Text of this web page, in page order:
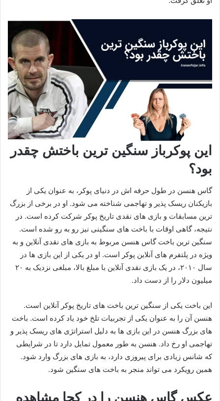
این پوکرباز سنگین ترین باختش چقدر
بود؟
گاس هنسن در طول حرفه‌ اش در دنیای پوکر، به عنوان یکی از
بازیکنان ریسک‌ پذیر و تهاجمی شناخته می‌ شود. او در برخی از بزرگ‌
ترین مسابقات و بازی‌ های نقدی تاریخ پوکر شرکت کرده است. در
نتیجه، گاهی اوقات با باخت‌ های سنگینی نیز رو به‌ رو شده است.
سنگین‌ ترین باخت گاس هنسن مربوط به بازی‌ های نقدی آنلاین و به
ویژه در پلتفرم‌ های آنلاین پوکر است. او در یکی از این بازی‌ ها در
سال ۲۰۱۰، در یک بازی نقدی آنلاین با مبلغ بالا، مبلغی نزدیک به ۲۰
میلیون دلار را از دست داد.
این باخت یکی از سنگین‌ ترین باخت‌ های تاریخ پوکر آنلاین است.
هنسن آن را به عنوان یکی از تجربیات تلخ خود یاد کرده است. باخت‌
های بزرگ هنسن در این بازی‌ ها به دلیل استراتژی‌ های ریسک‌ پذیر و
تهاجمی او رخ داد. هنسن به طور معمول تمایل دارد تا در شرایطی
که شانس زیادی برای پیروزی دارد، به بازی‌ های بزرگ وارد شود.
همین رویکرد می‌ تواند منجر به باخت‌ های سنگین شود.
عکس گاس هنسن را در کجا مشاهده